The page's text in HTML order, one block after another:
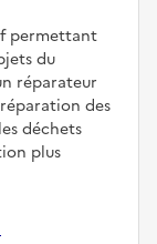
permettant
du
réparateur
des
déchets
plus